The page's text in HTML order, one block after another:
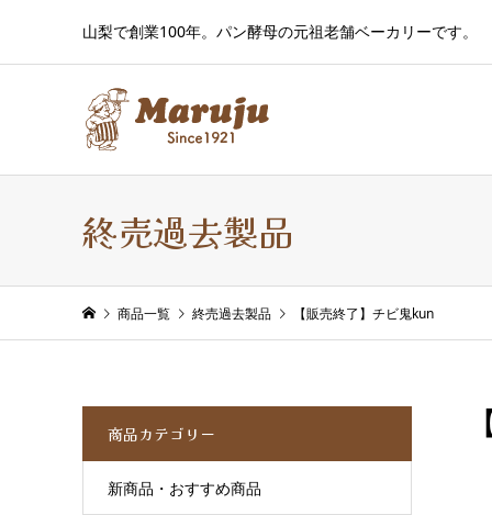
山梨で創業100年。パン酵母の元祖老舗ベーカリーです。
終売過去製品
商品一覧 終売過去製品 【販売終了】チビ鬼kun
商品カテゴリー
新商品・おすすめ商品